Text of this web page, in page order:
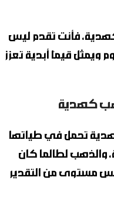
فأنت تقدم ليس
ويمثل قيمًا أبدية تعزز
كهدية
تحمل في طياتها
والذهب لطالما كان
مستوى من التقدير